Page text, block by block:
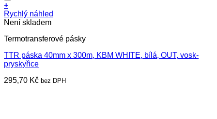
+
Rychlý náhled
Není skladem
Termotransferové pásky
TTR páska 40mm x 300m, KBM WHITE, bílá, OUT, vosk-
pryskyřice
295,70 Kč bez DPH